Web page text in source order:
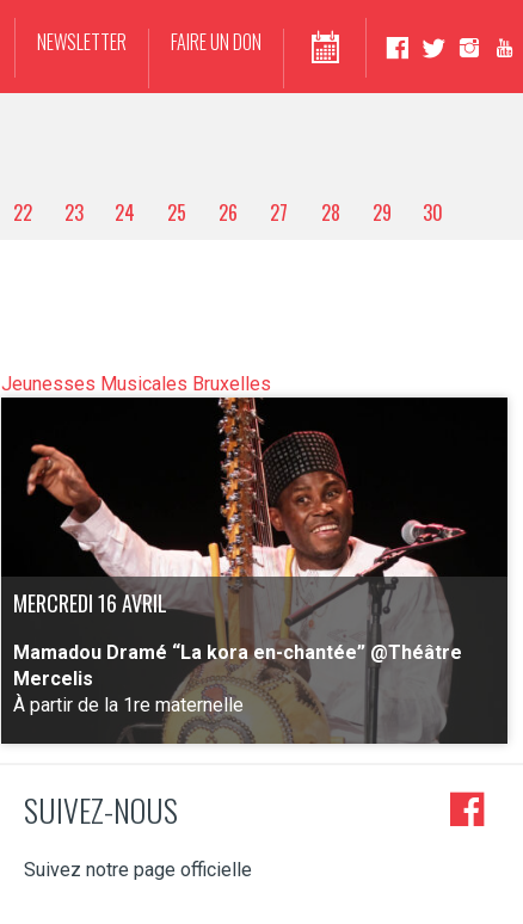
FAIRE UN DON
NEWSLETTER
22 23 24 25 26 27 28 29 30
Jeunesses Musicales Bruxelles
MERCREDI 16 AVRIL
Mamadou Dramé “La kora en-chantée” @Théâtre
Mercelis
À partir de la 1re maternelle
SUIVEZ-NOUS
Suivez notre page officielle